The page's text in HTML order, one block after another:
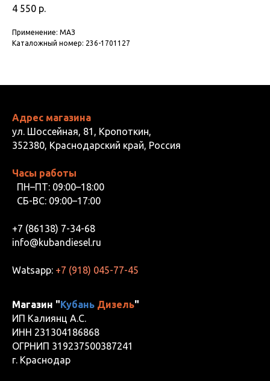
4 550 р.
Применение: МАЗ
Каталожный номер: 236-1701127
Адрес магазина
ул. Шоссейная, 81, Кропоткин,
352380, Краснодарский край, Россия
Часы работы
ПН–ПТ: 09:00–18:00
СБ-ВС: 09:00–17:00
+7 (86138) 7-34-68
info@kubandiesel.ru
Watsapp: +7 (918) 045-77-45
Магазин "Кубань Дизель"
ИП Калиянц А.С.
ИНН 231304186868
ОГРНИП 319237500387241
г. Краснодар